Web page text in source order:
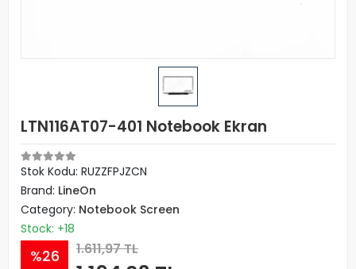
LTN116AT07-401 Notebook Ekran
Stok Kodu: RUZZFPJZCN
Brand: LineOn
Category: Notebook Screen
Stock: +18
%26 1.611,97 TL